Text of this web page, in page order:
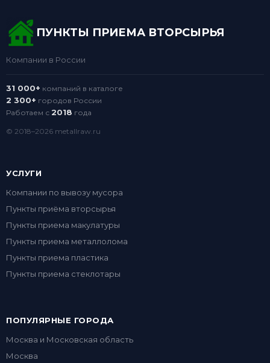
ПУНКТЫ ПРИЕМА ВТОРСЫРЬЯ
Компании в России
31 000+ компаний в каталоге
2 300+ городов России
Работаем с 2018 года
© 2018–2026 metallraw.ru
УСЛУГИ
Компании по вывозу мусора
Пункты приёма вторсырья
Пункты приема макулатуры
Пункты приема металлолома
Пункты приема пластика
Пункты приема стеклотары
ПОПУЛЯРНЫЕ ГОРОДА
Москва и Московская область
Москва